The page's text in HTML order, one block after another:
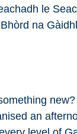
le
na
an